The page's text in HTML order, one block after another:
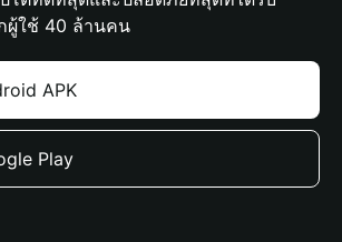
ผู้ใช้ 40 ล้านคน
APK
Play